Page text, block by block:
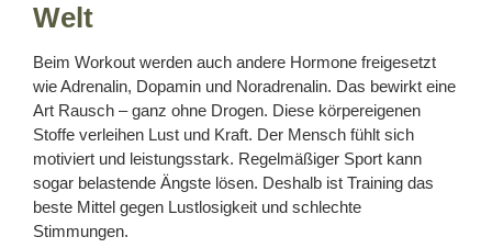
Welt
Beim Workout werden auch andere Hormone freigesetzt
wie Adrenalin, Dopamin und Noradrenalin. Das bewirkt eine
Art Rausch – ganz ohne Drogen. Diese körpereigenen
Stoffe verleihen Lust und Kraft. Der Mensch fühlt sich
motiviert und leistungsstark. Regelmäßiger Sport kann
sogar belastende Ängste lösen. Deshalb ist Training das
beste Mittel gegen Lustlosigkeit und schlechte
Stimmungen.